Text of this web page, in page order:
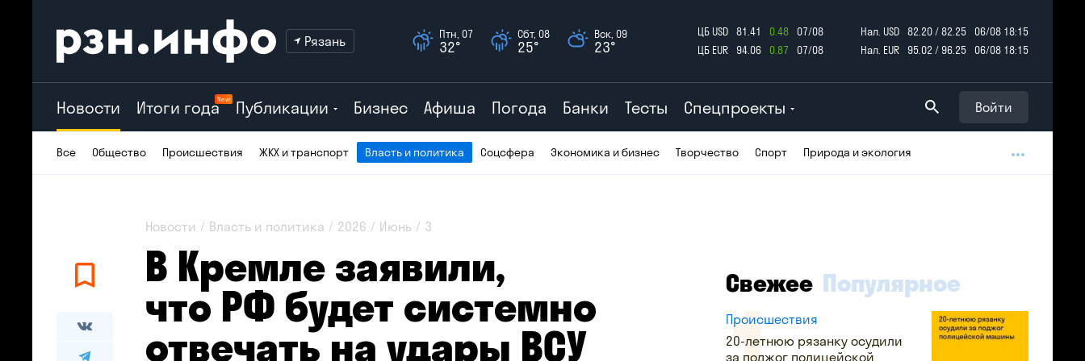
Рязань Птн, 07
32°
Сбт, 08
25°
Вск, 09
23°
ЦБ USD 81.41 0.48
07/08
ЦБ EUR
94.06 0.87 07/08
Нал. USD 82.20 / 82.25
06/08 18:15
Нал. EUR
95.02 / 96.25 06/08 18:15
Новости Итоги годаNew Публикации Бизнес Афиша Погода Банки Тесты Спецпроекты Войти
Все Общество Происшествия ЖКХ и транспорт Власть и политика Соцсфера Экономика и бизнес Творчество Спорт Природа и экология
Новости Власть и политика 2026 Июнь 3
В Кремле заявили,
что РФ будет системно
отвечать на удары ВСУ
Свежее Популярное
Происшествия
20-летнюю рязанку осудили
за поджог полицейской